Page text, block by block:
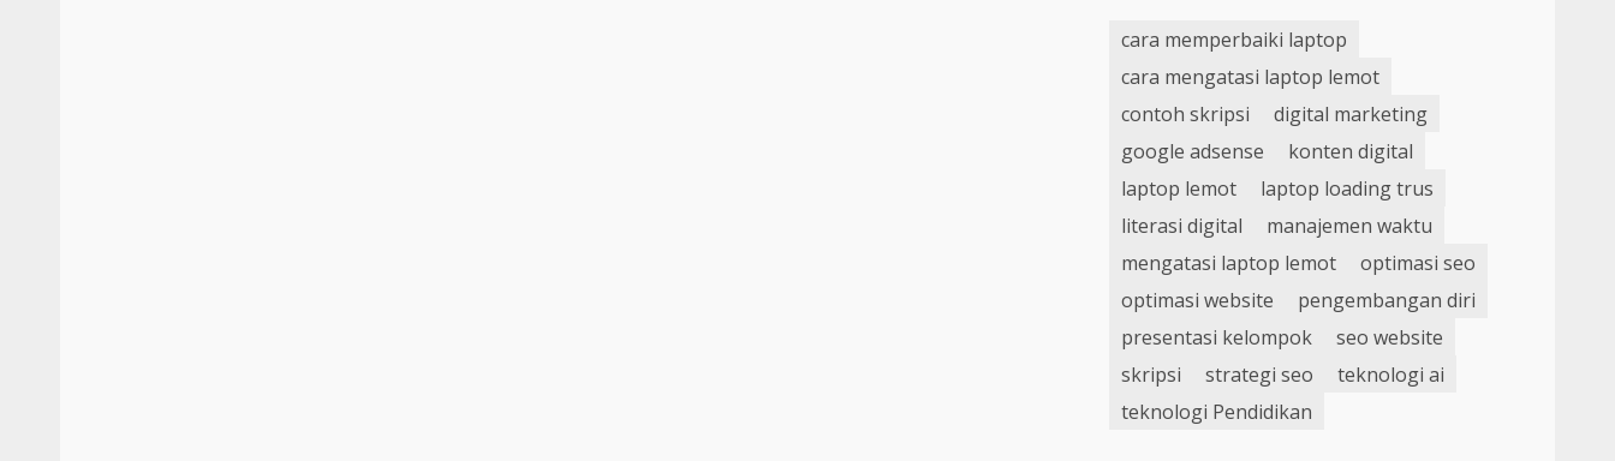
cara memperbaiki laptop
cara mengatasi laptop lemot
contoh skripsi
digital marketing
google adsense
konten digital
laptop lemot
laptop loading trus
literasi digital
manajemen waktu
mengatasi laptop lemot
optimasi seo
optimasi website
pengembangan diri
presentasi kelompok
seo website
skripsi
strategi seo
teknologi ai
teknologi Pendidikan